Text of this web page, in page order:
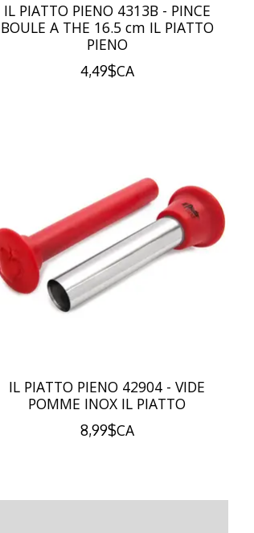
IL PIATTO PIENO 4313B - PINCE
BOULE A THE 16.5 cm IL PIATTO
PIENO
4,49$CA
IL PIATTO PIENO 42904 - VIDE
POMME INOX IL PIATTO
8,99$CA